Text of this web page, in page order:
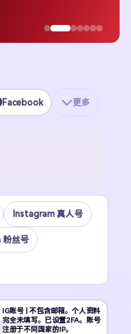
Facebook 更多
Instagram 真人号
粉丝号
IG账号 | 不包含邮箱。个人资料
完全未填写。已设置2FA。账号
注册于不同国家的IP。